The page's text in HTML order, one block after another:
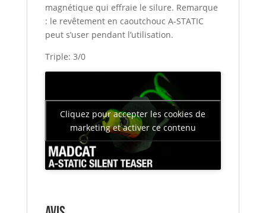
magnétique qui effraie le silure. Remarque
: le revêtement en caoutchouc A-STATIC
peut s’user pendant l’utilisation.
Triple: 3/0
Cliquez pour accepter les cookies de
marketing et activer ce contenu